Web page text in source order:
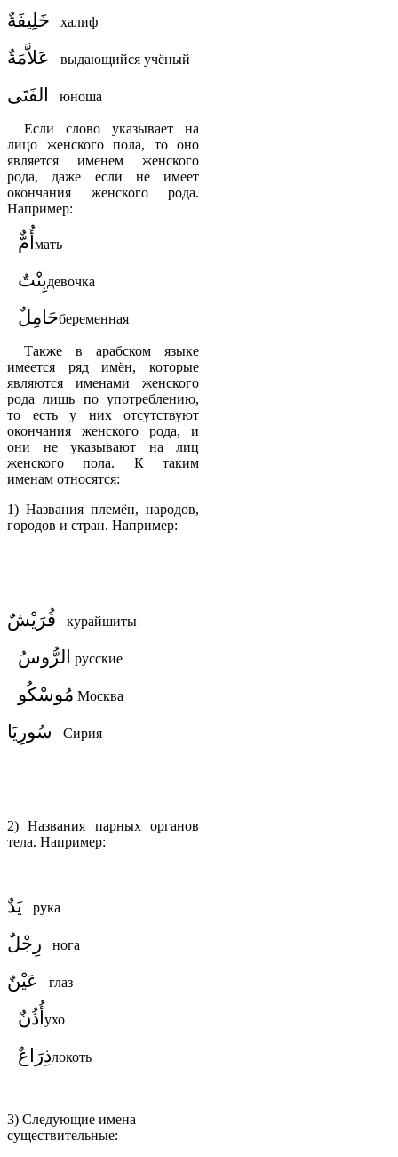
خَلِيفَةٌ халиф
عَلاَّمَةٌ выдающийся учёный
الفَتَى юноша
Если слово указывает на
лицо женского пола, то оно
является именем женского
рода, даже если не имеет
окончания женского рода.
Например:
أُمٌّ мать
بِنْتٌдевочка
حَامِلٌбеременная
Также в арабском языке
имеется ряд имён, которые
являются именами женского
рода лишь по употреблению,
то есть у них отсутствуют
окончания женского рода, и
они не указывают на лиц
женского пола. К таким
именам относятся:
1) Названия племён, народов,
городов и стран. Например:
قُرَيْشٌ курайшиты
الرُّوسُ русские
مُوسْكُو Москва
سُورِيَا Сирия
2) Названия парных органов
тела. Например:
يَدٌ рука
رِجْلٌ нога
عَيْنٌ глаз
أُذُنٌ ухо
ذِرَاعٌлокоть
3) Следующие имена
существительные: